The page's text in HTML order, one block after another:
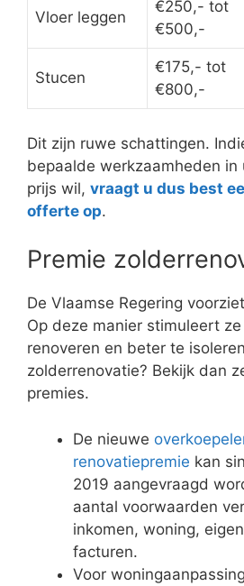
Vloer leggen
€250,- tot
€500,-
Stucen
€175,- tot
€800,-
Dit zijn ruwe schattingen.
bepaalde werkzaamheden in
prijs wil, vraagt u dus best
offerte op.
Premie
De Vlaamse Regering
Op deze manier stimuleert
renoveren en beter te
zolderrenovatie? Bekijk dan
premies.
De nieuwe
renovatiepremie kan
2019 aangevraagd
aantal voorwaarden
inkomen, woning,
facturen.
Voor